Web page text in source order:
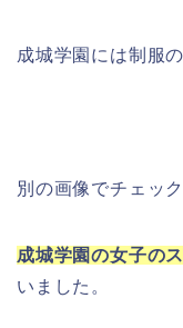
成城学園には制服
別の画像でチェッ
成城学園の女子の
いました。